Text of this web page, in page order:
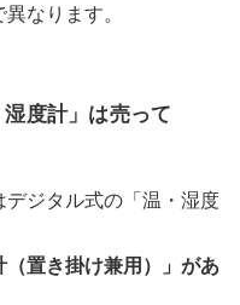
なります。
度計」は売って
ジタル式の「温・湿度
置き掛け兼用）」があ